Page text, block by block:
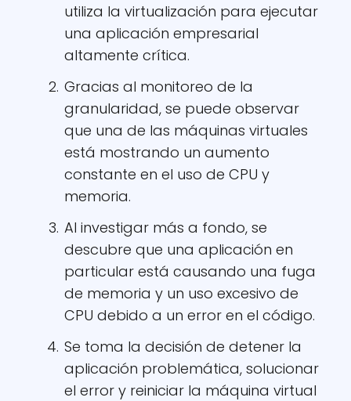
utiliza la virtualización para ejecutar
una aplicación empresarial
altamente crítica.
Gracias al monitoreo de la
granularidad, se puede observar
que una de las máquinas virtuales
está mostrando un aumento
constante en el uso de CPU y
memoria.
Al investigar más a fondo, se
descubre que una aplicación en
particular está causando una fuga
de memoria y un uso excesivo de
CPU debido a un error en el código.
Se toma la decisión de detener la
aplicación problemática, solucionar
el error y reiniciar la máquina virtual